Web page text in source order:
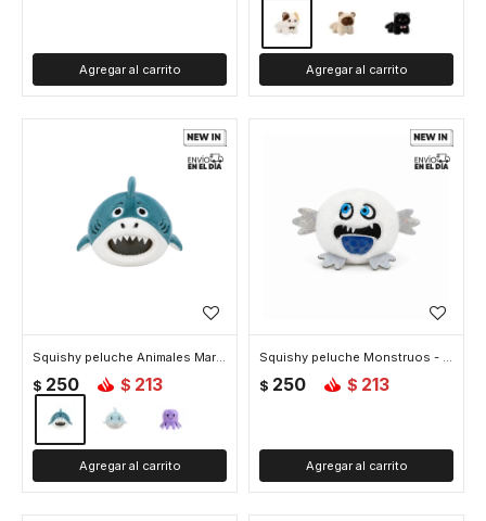
Squishy peluche Animales Marinos - Azul
$ 250 $ 213
Squishy peluche Monstruos - Blanco
$ 250 $ 213